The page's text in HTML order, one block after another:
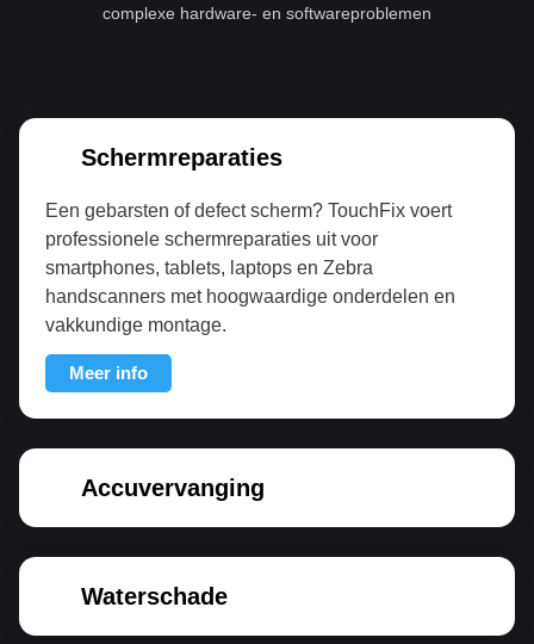
complexe hardware- en softwareproblemen
Schermreparaties
Een gebarsten of defect scherm? TouchFix voert
professionele schermreparaties uit voor
smartphones, tablets, laptops en Zebra
handscanners met hoogwaardige onderdelen en
vakkundige montage.
Meer info
Accuvervanging
Waterschade